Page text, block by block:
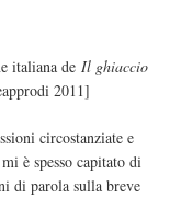
italiana de Il ghiaccio
2011]
circostanziate e
è spesso capitato di
di parola sulla breve